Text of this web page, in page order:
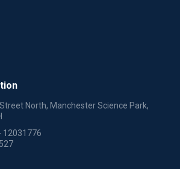
North, Manchester Science Park,
12031776